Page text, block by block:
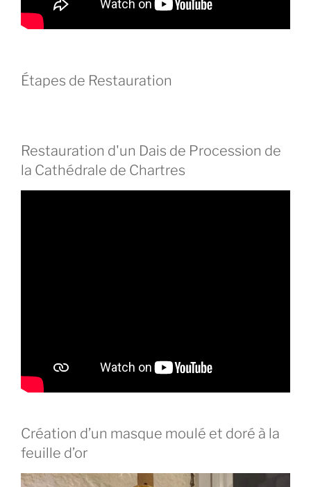
Étapes de Restauration
Restauration d'un Dais de Procession de
la Cathédrale de Chartres
Création d’un masque moulé et doré à la
feuille d’or